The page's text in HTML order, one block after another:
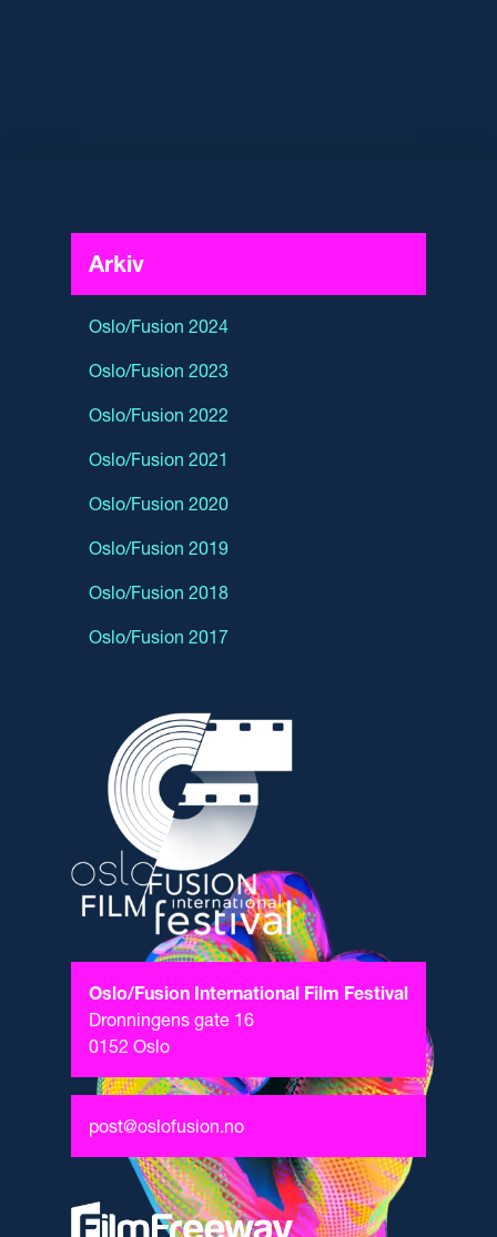
Oslo/Fusion International Film Festival
Dronningens gate 16
0152 Oslo
post@oslofusion.no
Arkiv
Oslo/Fusion 2024
Oslo/Fusion 2023
Oslo/Fusion 2022
Oslo/Fusion 2021
Oslo/Fusion 2020
Oslo/Fusion 2019
Oslo/Fusion 2018
Oslo/Fusion 2017